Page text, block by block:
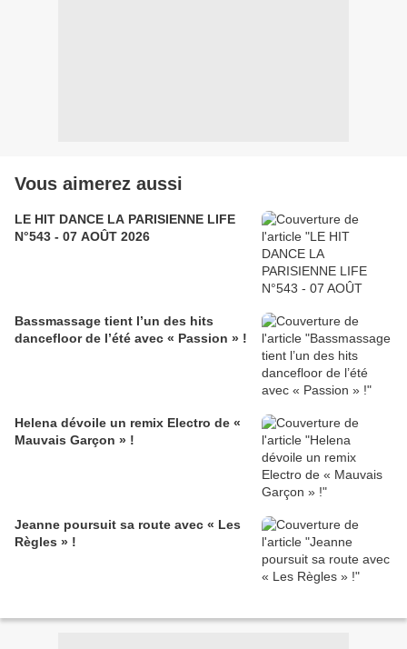
Vous aimerez aussi
LE HIT DANCE LA PARISIENNE LIFE
N°543 - 07 AOÛT 2026
Bassmassage tient l’un des hits
dancefloor de l’été avec « Passion » !
Helena dévoile un remix Electro de «
Mauvais Garçon » !
Jeanne poursuit sa route avec « Les
Règles » !